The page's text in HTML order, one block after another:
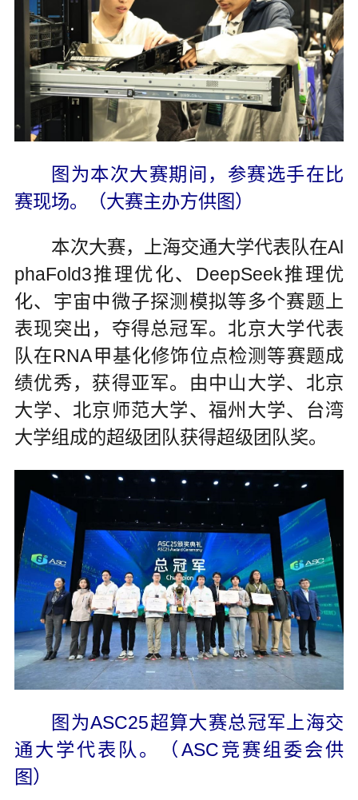
图为本次大赛期间，参赛选手在比
赛现场。（大赛主办方供图）
本次大赛，上海交通大学代表队在Al
phaFold3推理优化、DeepSeek推理优
化、宇宙中微子探测模拟等多个赛题上
表现突出，夺得总冠军。北京大学代表
队在RNA甲基化修饰位点检测等赛题成
绩优秀，获得亚军。由中山大学、北京
大学、北京师范大学、福州大学、台湾
大学组成的超级团队获得超级团队奖。
图为ASC25超算大赛总冠军上海交
通大学代表队。（ASC竞赛组委会供
图）